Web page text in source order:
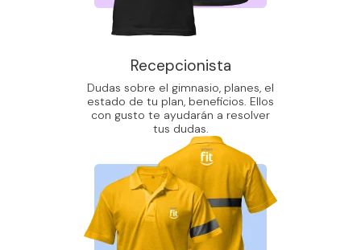
Recepcionista
Dudas sobre el gimnasio, planes, el
estado de tu plan, beneficios. Ellos
con gusto te ayudarán a resolver
tus dudas.